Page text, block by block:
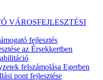
VÁROSFEJLESZTÉSI
fejlesztés
az Érsekkertben
felszámolása Egerben
pont fejlesztése